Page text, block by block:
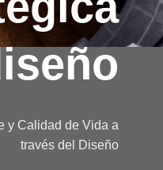
y Calidad de Vida a
través del Diseño